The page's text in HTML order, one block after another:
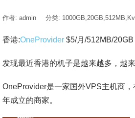
作者: admin 分类: 1000GB,20GB,512MB,
香港:OneProvider $5/月/512MB/
发现最近香港的机子是越来越多，越
OneProvider是一家国外VPS主机商
年成立的商家。